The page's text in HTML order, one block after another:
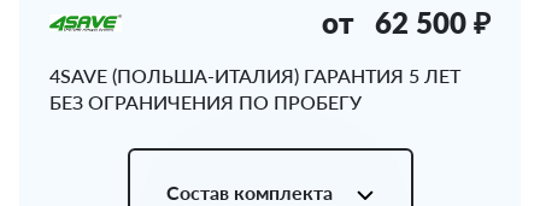
4SAVE (ПОЛЬША-ИТАЛИЯ) ГАРАНТИЯ 5 ЛЕТ
БЕЗ ОГРАНИЧЕНИЯ ПО ПРОБЕГУ
от 62 500 ₽
Состав комплекта